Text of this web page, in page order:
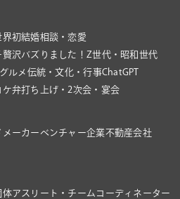
界初結婚相談・恋愛
贅沢バズりました！ Z世代・昭和世代
ルメ 伝統・文化・行事ChatGPT
ケ弁打ち上げ・2次会・宴会
メーカー ベンチャー企業不動産会社
体アスリート・チーム コーディネーター